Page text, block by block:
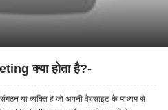
क्या होता है?-
या व्यक्ति है जो अपनी वेबसाइट के माध्यम से